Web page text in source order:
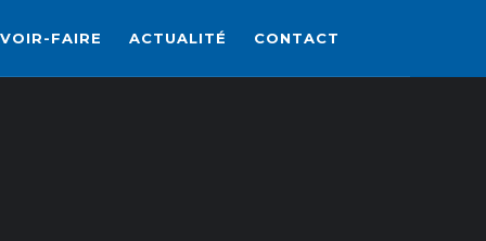
FAIRE ACTUALITÉ CONTACT